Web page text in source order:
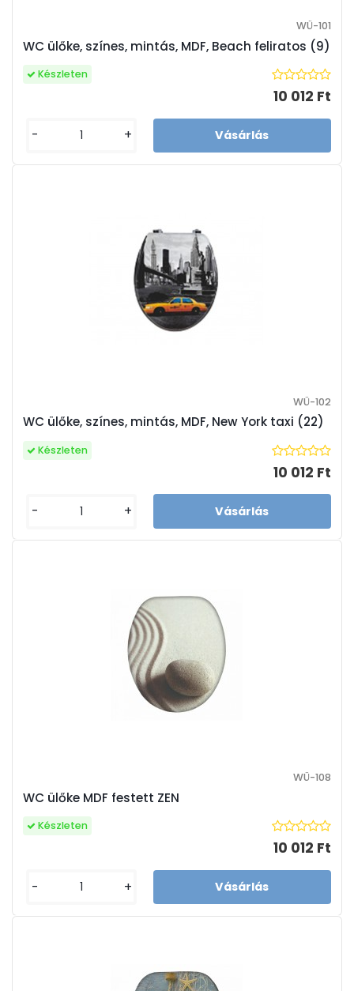
WC ülőke, színes, mintás, MDF, Beach feliratos (9)
WÜ-101
10 012 Ft
Készleten
- +
WC ülőke, színes, mintás, MDF, New York taxi (22)
WÜ-102
10 012 Ft
Készleten
- +
WC ülőke MDF festett ZEN
WÜ-108
10 012 Ft
Készleten
- +